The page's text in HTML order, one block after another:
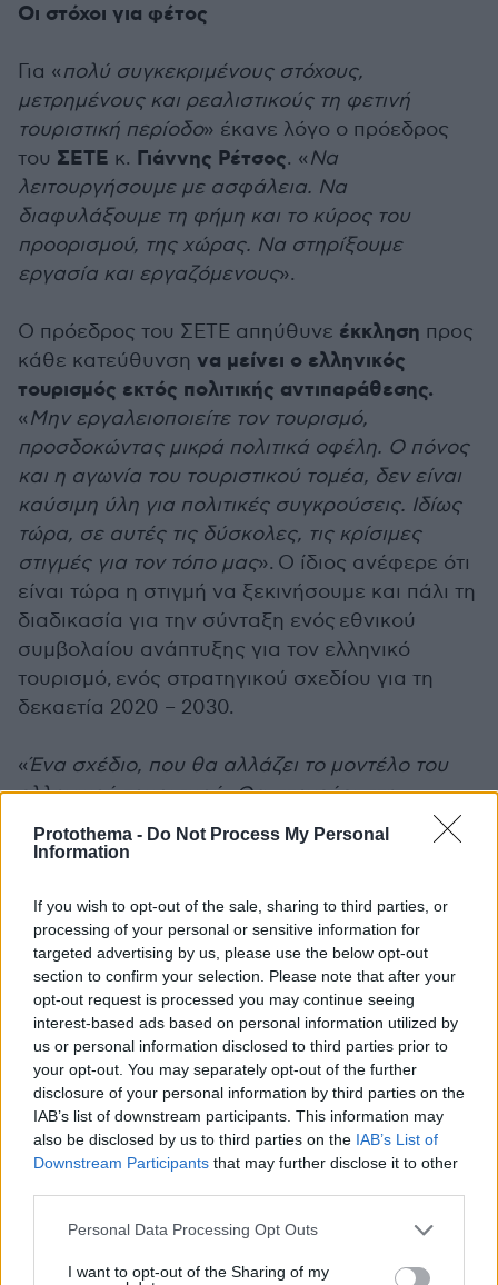
Protothema - Do Not Process My Personal
Information
If you wish to opt-out of the sale, sharing to third parties, or
processing of your personal or sensitive information for
targeted advertising by us, please use the below opt-out
section to confirm your selection. Please note that after your
opt-out request is processed you may continue seeing
interest-based ads based on personal information utilized by
us or personal information disclosed to third parties prior to
your opt-out. You may separately opt-out of the further
disclosure of your personal information by third parties on the
IAB’s list of downstream participants. This information may
also be disclosed by us to third parties on the IAB’s List of
Downstream Participants that may further disclose it to other
Please note that this website/app uses one or more Google
not limited to your visit or usage behaviour. You may click to
Personal Data Processing Opt Outs
I want to opt-out of the Sharing of my
Οι στόχοι για φέτος
Για «πολύ συγκεκριμένους στόχους,
μετρημένους και ρεαλιστικούς τη φετινή
τουριστική περίοδο» έκανε λόγο ο πρόεδρος
του ΣΕΤΕ κ. Γιάννης Ρέτσος. «Να
λειτουργήσουμε με ασφάλεια. Να
διαφυλάξουμε τη φήμη και το κύρος του
προορισμού, της χώρας. Να στηρίξουμε
εργασία και εργαζόμενους».
Ο πρόεδρος του ΣΕΤΕ απηύθυνε έκκληση προς
κάθε κατεύθυνση να μείνει ο ελληνικός
τουρισμός εκτός πολιτικής αντιπαράθεσης.
«Μην εργαλειοποιείτε τον τουρισμό,
προσδοκώντας μικρά πολιτικά οφέλη. Ο πόνος
και η αγωνία του τουριστικού τομέα, δεν είναι
καύσιμη ύλη για πολιτικές συγκρούσεις. Ιδίως
τώρα, σε αυτές τις δύσκολες, τις κρίσιμες
στιγμές για τον τόπο μας». Ο ίδιος ανέφερε ότι
είναι τώρα η στιγμή να ξεκινήσουμε και πάλι τη
διαδικασία για την σύνταξη ενός εθνικού
συμβολαίου ανάπτυξης για τον ελληνικό
τουρισμό, ενός στρατηγικού σχεδίου για τη
δεκαετία 2020 – 2030.
«Ένα σχέδιο, που θα αλλάζει το μοντέλο του
ελληνικού τουρισμού. Θα στοχεύει στη
μετατροπή της Ελλάδας σε έναν ώριμο,
ποιοτικό, ασφαλή τουριστικό προορισμό,
Οσον αφορά τιςαπώλειες, σύμφωνα με τα
στοιχεία που δημοσιοποίησε η Τράπεζα της
Ελλάδος την προηγούμενη εβδομάδα, στο
τετράμηνο Ιανουαρίου-Απριλίου η τουριστική
κίνηση ήταν μειωμένη κατά 36,1%. Αποτέλεσμα
αυτού, τα έσοδα να εμφανίσουν πτώση κατά
51,4%, σε σχέση με την αντίστοιχη περυσινή
περίοδο.
Μόνο τον Απρίλιοοι αφίξεις μειώθηκαν κατά
96,2% και οι εισπράξεις κατά 98,7%